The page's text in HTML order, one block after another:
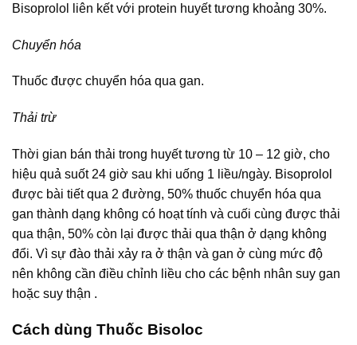
Bisoprolol liên kết với protein huyết tương khoảng 30%.
Chuyển hóa
Thuốc được chuyển hóa qua gan.
Thải trừ
Thời gian bán thải trong huyết tương từ 10 – 12 giờ, cho
hiệu quả suốt 24 giờ sau khi uống 1 liều/ngày. Bisoprolol
được bài tiết qua 2 đường, 50% thuốc chuyển hóa qua
gan thành dạng không có hoạt tính và cuối cùng được thải
qua thận, 50% còn lại được thải qua thận ở dạng không
đổi. Vì sự đào thải xảy ra ở thận và gan ở cùng mức độ
nên không cần điều chỉnh liều cho các bệnh nhân suy gan
hoặc suy thận .
Cách dùng Thuốc Bisoloc